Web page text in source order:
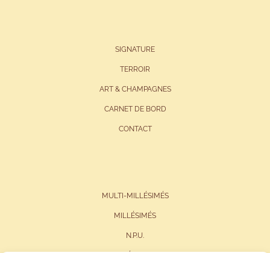
SIGNATURE
TERROIR
ART & CHAMPAGNES
CARNET DE BORD
CONTACT
MULTI-MILLÉSIMÉS
MILLÉSIMÉS
N.P.U.